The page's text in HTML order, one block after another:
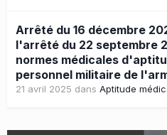
Arrêté du 16 décembre
l'arrêté du 22 septembre
normes médicales
personnel militaire de
21 avril 2025 dans Aptitude